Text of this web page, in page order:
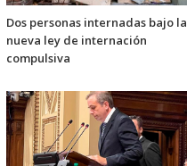
Dos personas internadas bajo la
nueva ley de internación
compulsiva